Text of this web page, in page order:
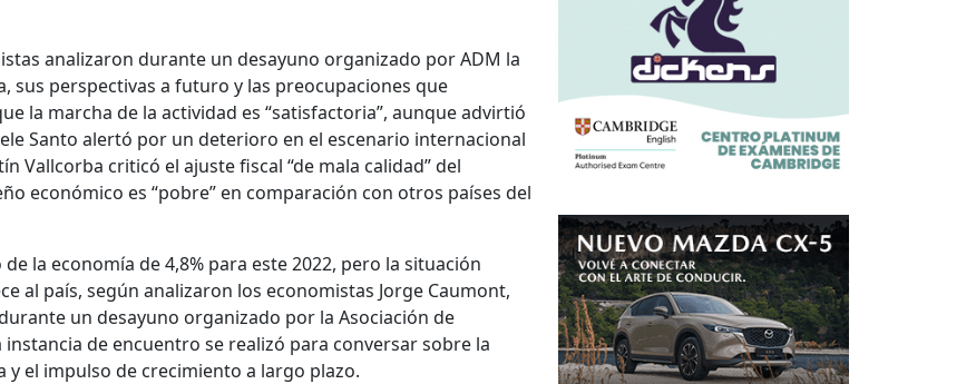
analizaron durante un desayuno organizado por ADM la
sus perspectivas a futuro y las preocupaciones que
la marcha de la actividad es “satisfactoria”, aunque advirtió
Santo alertó por un deterioro en el escenario internacional
Vallcorba criticó el ajuste fiscal “de mala calidad” del
económico es “pobre” en comparación con otros países del
la economía de 4,8% para este 2022, pero la situación
al país, según analizaron los economistas Jorge Caumont,
un desayuno organizado por la Asociación de
de encuentro se realizó para conversar sobre la
el impulso de crecimiento a largo plazo.